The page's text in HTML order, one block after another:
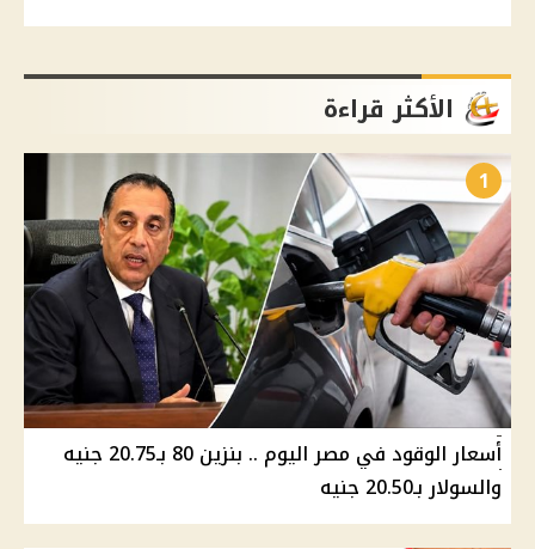
الأكثر قراءة
1
أسعار الوقود في مصر اليوم .. بنزين 80 بـ20.75 جنيه
والسولار بـ20.50 جنيه